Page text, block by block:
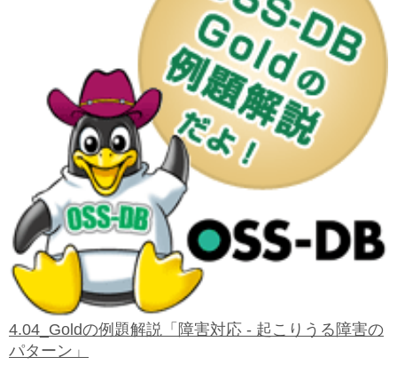
4.04_Goldの例題解説「障害対応 - 起こりうる障害の
パターン」